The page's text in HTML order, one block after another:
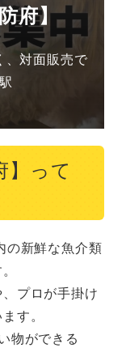
府】
、対面販売で
】って
の新鮮な魚介類
プロが手掛け
す。
物ができる